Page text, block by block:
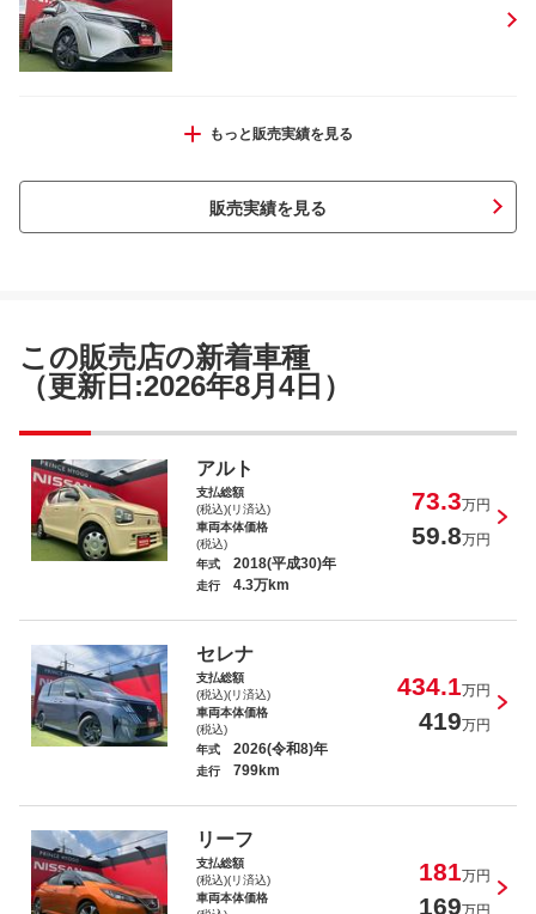
デイズ ハイウェイスター Ｘ
ノート ｅ－パワー Ｘ Ｖセレクショ
ン
もっと販売実績を見る
販売実績を見る
この販売店の新着車種
（更新日:2026年8月4日）
アルト
支払総額
(税込)(リ済込)
73.3万円
車両本体価格
(税込)
59.8万円
年式 2018(平成30)年
走行 4.3万km
セレナ
支払総額
(税込)(リ済込)
434.1万円
車両本体価格
(税込)
419万円
年式 2026(令和8)年
走行 799km
リーフ
支払総額
(税込)(リ済込)
181万円
車両本体価格
169万円